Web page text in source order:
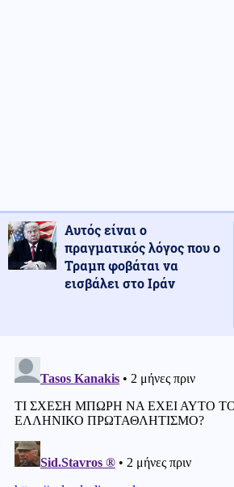
Αυτός είναι ο
πραγματικός λόγος που ο
Τραμπ φοβάται να
εισβάλει στο Ιράν